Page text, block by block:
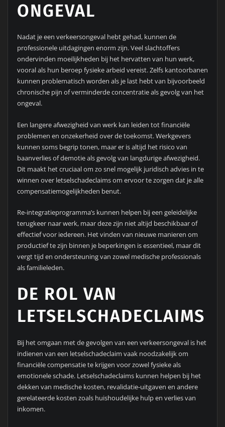
ONGEVAL
Nadat je een verkeersongeval hebt gehad, kunnen de
professionele uitdagingen enorm zijn. Veel slachtoffers
ondervinden moeilijkheden bij het hervatten van hun werk,
vooral als hun beroep fysieke arbeid vereist. Zelfs kantoorbanen
kunnen problematisch worden als je last hebt van bijvoorbeeld
chronische pijn of verminderde concentratie als gevolg van het
ongeval.
Een langere afwezigheid van werk kan leiden tot financiële
problemen en onzekerheid over de toekomst. Werkgevers
kunnen soms begrip tonen, maar er is altijd het risico van
baanverlies of demotie als gevolg van langdurige afwezigheid.
Dit maakt het cruciaal om zo snel mogelijk juridisch advies in te
winnen over letselschadeclaims om ervoor te zorgen dat je alle
compensatiemogelijkheden benut.
Re-integratieprogramma’s kunnen helpen bij een geleidelijke
terugkeer naar werk, maar deze zijn niet altijd beschikbaar of
effectief voor iedereen. Het vinden van nieuwe manieren om
productief te zijn binnen je beperkingen is essentieel, maar dit
vergt tijd en ondersteuning van zowel medische professionals
als familieleden.
DE ROL VAN
LETSELSCHADECLAIMS
Bij het omgaan met de gevolgen van een verkeersongeval is het
indienen van een letselschadeclaim vaak noodzakelijk om
financiële compensatie te krijgen voor zowel fysieke als
emotionele schade. Letselschadeclaims kunnen helpen bij het
dekken van medische kosten, revalidatie-uitgaven en andere
gerelateerde kosten zoals huishoudelijke hulp en verlies van
inkomen.